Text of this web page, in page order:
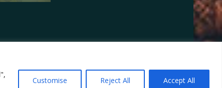
Customise Reject All Accept All
Policy Terms Marketing i oglašavanje